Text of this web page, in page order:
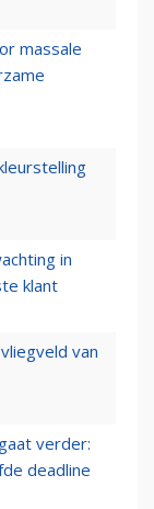
massale
in
klant
van
verder:
deadline